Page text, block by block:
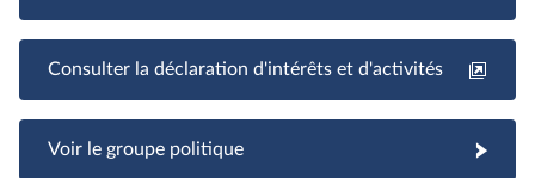
Consulter la déclaration d'intérêts et d'activités
Voir le groupe politique